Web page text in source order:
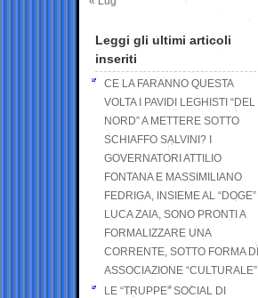
Leggi gli ultimi articoli
inseriti
CE LA FARANNO QUESTA
VOLTA I PAVIDI LEGHISTI “DEL
NORD” A METTERE SOTTO
SCHIAFFO SALVINI? I
GOVERNATORI ATTILIO
FONTANA E MASSIMILIANO
FEDRIGA, INSIEME AL “DOGE”
LUCA ZAIA, SONO PRONTI A
FORMALIZZARE UNA
CORRENTE, SOTTO FORMA DI
ASSOCIAZIONE “CULTURALE”
LE “TRUPPE” SOCIAL DI